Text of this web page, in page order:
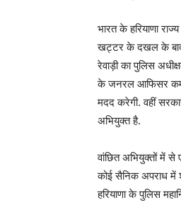
भारत के हरियाणा
खट्टर के दखल के बाद,
रेवाड़ी का पुलिस
के जनरल आफिसर
मदद करेगी. वहीं
अभियुक्त है.
वांछित अभियुक्तों में
कोई सैनिक अपराध में
हरियाणा के पुलिस